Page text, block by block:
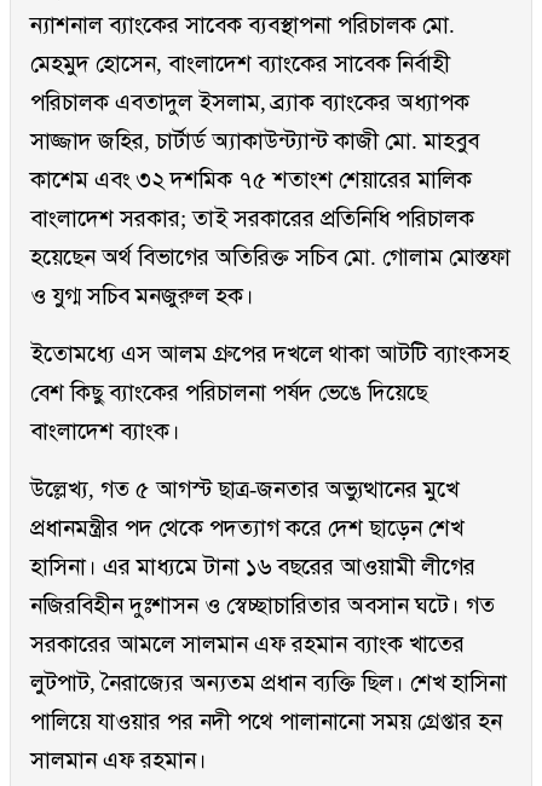
ন্যাশনাল ব্যাংকের সাবেক ব্যবস্থাপনা পরিচালক মো.
মেহমুদ হোসেন, বাংলাদেশ ব্যাংকের সাবেক নির্বাহী
পরিচালক এবতাদুল ইসলাম, ব্র্যাক ব্যাংকের অধ্যাপক
সাজ্জাদ জহির, চার্টার্ড অ্যাকাউন্ট্যান্ট কাজী মো. মাহবুব
কাশেম এবং ৩২ দশমিক ৭৫ শতাংশ শেয়ারের মালিক
বাংলাদেশ সরকার; তাই সরকারের প্রতিনিধি পরিচালক
হয়েছেন অর্থ বিভাগের অতিরিক্ত সচিব মো. গোলাম মোস্তফা
ও যুগ্ম সচিব মনজুরুল হক।
ইতোমধ্যে এস আলম গ্রুপের দখলে থাকা আটটি ব্যাংকসহ
বেশ কিছু ব্যাংকের পরিচালনা পর্ষদ ভেঙে দিয়েছে
বাংলাদেশ ব্যাংক।
উল্লেখ্য, গত ৫ আগস্ট ছাত্র-জনতার অভ্যুত্থানের মুখে
প্রধানমন্ত্রীর পদ থেকে পদত্যাগ করে দেশ ছাড়েন শেখ
হাসিনা। এর মাধ্যমে টানা ১৬ বছরের আওয়ামী লীগের
নজিরবিহীন দুঃশাসন ও স্বেচ্ছাচারিতার অবসান ঘটে। গত
সরকারের আমলে সালমান এফ রহমান ব্যাংক খাতের
লুটপাট, নৈরাজ্যের অন্যতম প্রধান ব্যক্তি ছিল। শেখ হাসিনা
পালিয়ে যাওয়ার পর নদী পথে পালানানো সময় গ্রেপ্তার হন
সালমান এফ রহমান।